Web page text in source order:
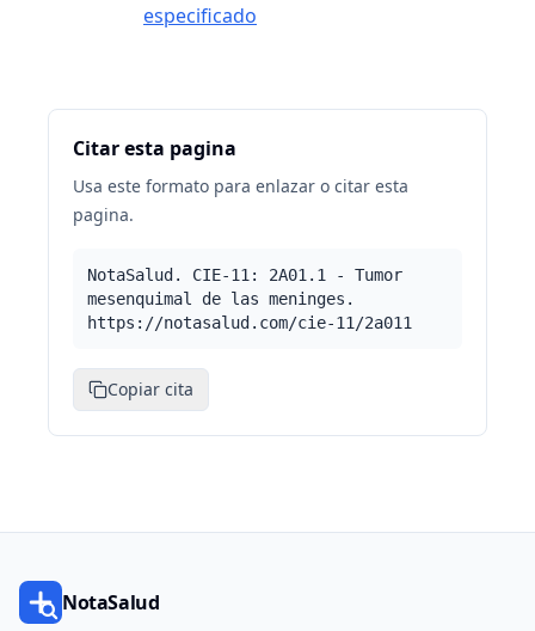
especificado
Citar esta pagina
Usa este formato para enlazar o citar esta
pagina.
NotaSalud. CIE-11: 2A01.1 - Tumor
mesenquimal de las meninges.
https://notasalud.com/cie-11/2a011
Copiar cita
NotaSalud